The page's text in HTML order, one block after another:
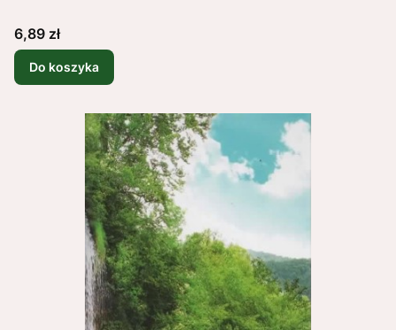
Cena
6,89 zł
Do koszyka